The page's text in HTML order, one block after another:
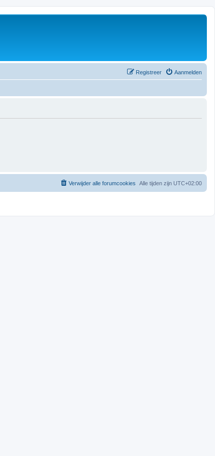
Aanmelden
Registreer
Alle tijden zijn UTC+02:00
Verwijder alle forumcookies